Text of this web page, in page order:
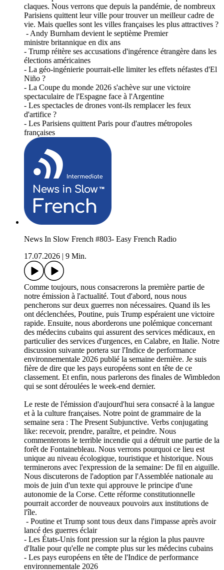
claques. Nous verrons que depuis la pandémie, de nombreux
Parisiens quittent leur ville pour trouver un meilleur cadre de
vie. Mais quelles sont les villes françaises les plus attractives ?
- Andy Burnham devient le septième Premier
ministre britannique en dix ans
- Trump réitère ses accusations d'ingérence étrangère dans les
élections américaines
- La géo-ingénierie pourrait-elle limiter les effets néfastes d'El
Niño ?
- La Coupe du monde 2026 s'achève sur une victoire
spectaculaire de l'Espagne face à l'Argentine
- Les spectacles de drones vont-ils remplacer les feux
d'artifice ?
- Les Parisiens quittent Paris pour d'autres métropoles
françaises
News In Slow French #803- Easy French Radio
17.07.2026
9 Min.
Comme toujours, nous consacrerons la première partie de
notre émission à l'actualité. Tout d'abord, nous nous
pencherons sur deux guerres non nécessaires. Quand ils les
ont déclenchées, Poutine, puis Trump espéraient une victoire
rapide. Ensuite, nous aborderons une polémique concernant
des médecins cubains qui assurent des services médicaux, en
particulier des services d'urgences, en Calabre, en Italie. Notre
discussion suivante portera sur l'Indice de performance
environnementale 2026 publié la semaine dernière. Je suis
fière de dire que les pays européens sont en tête de ce
classement. Et enfin, nous parlerons des finales de Wimbledon
qui se sont déroulées le week-end dernier.
Le reste de l'émission d'aujourd'hui sera consacré à la langue
et à la culture françaises. Notre point de grammaire de la
semaine sera : The Present Subjunctive. Verbs conjugating
like: recevoir, prendre, paraître, et peindre. Nous
commenterons le terrible incendie qui a détruit une partie de la
forêt de Fontainebleau. Nous verrons pourquoi ce lieu est
unique au niveau écologique, touristique et historique. Nous
terminerons avec l'expression de la semaine: De fil en aiguille.
Nous discuterons de l'adoption par l'Assemblée nationale au
mois de juin d'un texte qui approuve le principe d'une
autonomie de la Corse. Cette réforme constitutionnelle
pourrait accorder de nouveaux pouvoirs aux institutions de
l'île.
- Poutine et Trump sont tous deux dans l'impasse après avoir
lancé des guerres éclair
- Les États-Unis font pression sur la région la plus pauvre
d'Italie pour qu'elle ne compte plus sur les médecins cubains
- Les pays européens en tête de l'Indice de performance
environnementale 2026